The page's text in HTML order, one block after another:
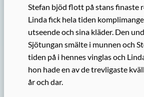
Stefan bjöd flott på stans finaste
Linda fick hela tiden
utseende och sina kläder. Den
Sjötungan smälte i munnen och
tiden på i hennes vinglas och
hon hade en av de trevligaste
år och dar.